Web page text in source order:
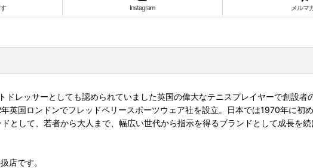
Instagram メルマ
レッサーとしても認められていました英国の偉大なテニスプレイヤーで創設
英国ロンドンでフレッドペリースポーツウェア社を設立。日本では1970年に初
として、若者から大人まで、幅広い世代から指示を得るブランドとして成長を続
店です。